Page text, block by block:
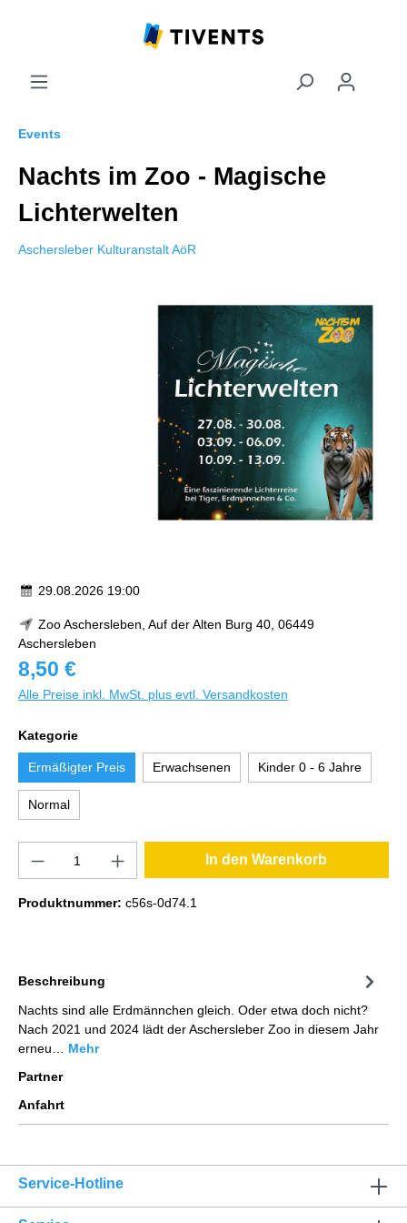
Events
Nachts im Zoo - Magische
Lichterwelten
Aschersleber Kulturanstalt AöR
29.08.2026 19:00
Zoo Aschersleben, Auf der Alten Burg 40, 06449
Aschersleben
8,50 €
Alle Preise inkl. MwSt. plus evtl. Versandkosten
Kategorie
Ermäßigter Preis Erwachsenen Kinder 0 - 6 Jahre
Normal
In den Warenkorb
Produktnummer: c56s-0d74.1
Beschreibung
Nachts sind alle Erdmännchen gleich. Oder etwa doch nicht?
Nach 2021 und 2024 lädt der Aschersleber Zoo in diesem Jahr
erneu… Mehr
Partner
Anfahrt
Service-Hotline